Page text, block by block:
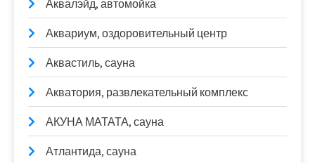
Аквалэйд, автомойка
Аквариум, оздоровительный центр
Аквастиль, сауна
Акватория, развлекательный комплекс
АКУНА МАТАТА, сауна
Атлантида, сауна